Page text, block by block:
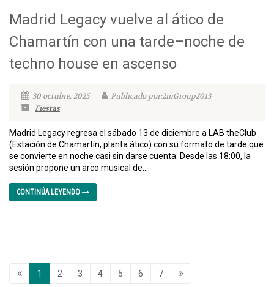
Madrid Legacy vuelve al ático de
Chamartín con una tarde–noche de
techno house en ascenso
30 octubre, 2025
Publicado por:2mGroup2013
Fiestas
Madrid Legacy regresa el sábado 13 de diciembre a LAB theClub
(Estación de Chamartín, planta ático) con su formato de tarde que
se convierte en noche casi sin darse cuenta. Desde las 18:00, la
sesión propone un arco musical de...
CONTINÚA LEYENDO
1 2 3 4 5 6 7